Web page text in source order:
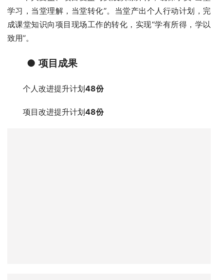
学习，当堂理解，当堂转化”。当堂产出个人行动计划，完
成课堂知识向项目现场工作的转化，实现“学有所得，学以
致用”。
● 项目成果
个人改进提升计划48份
项目改进提升计划48份